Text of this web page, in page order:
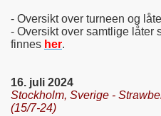
- Oversikt over turneen og
- Oversikt over samtlige låter
finnes her.
16. juli 2024
Stockholm, Sverige -
(15/7-24)